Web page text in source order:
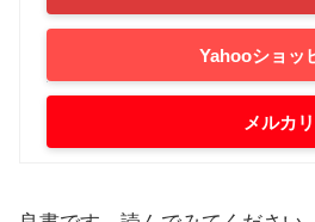
Yahooショッ
メルカリ